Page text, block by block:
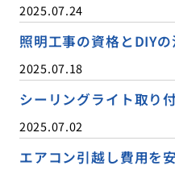
2025.07.24
照明工事の資格とDIY
2025.07.18
シーリングライト取り
2025.07.02
エアコン引越し費用を